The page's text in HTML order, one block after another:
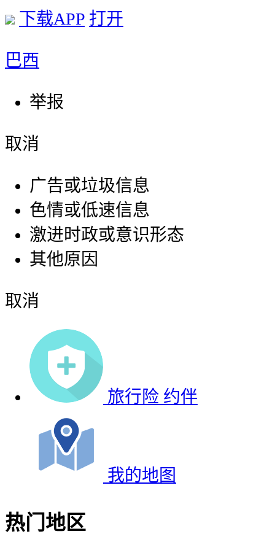
下载APP 打开
巴西
举报
取消
广告或垃圾信息
色情或低速信息
激进时政或意识形态
其他原因
取消
旅行险 约伴
我的地图
热门地区